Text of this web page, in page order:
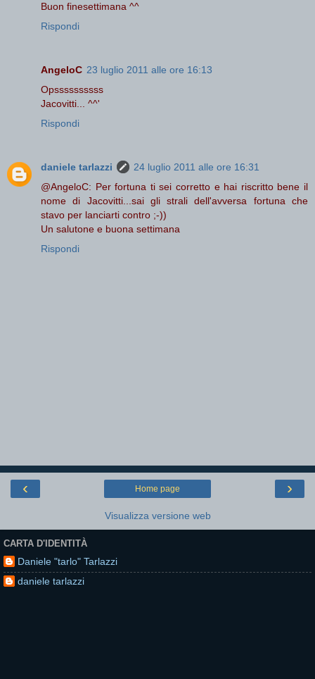
Buon finesettimana ^^
Rispondi
AngeloC 23 luglio 2011 alle ore 16:13
Opssssssssss
Jacovitti... ^^'
Rispondi
daniele tarlazzi
24 luglio 2011 alle ore 16:31
@AngeloC: Per fortuna ti sei corretto e hai riscritto bene il
nome di Jacovitti...sai gli strali dell'avversa fortuna che
stavo per lanciarti contro ;-))
Un salutone e buona settimana
Rispondi
‹ ›
Home page
Visualizza versione web
CARTA D'IDENTITÀ
Daniele "tarlo" Tarlazzi
daniele tarlazzi